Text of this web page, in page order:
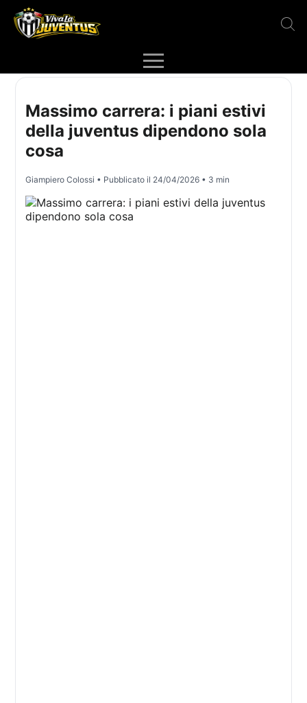
Massimo carrera: i piani estivi
della juventus dipendono sola
cosa
Giampiero Colossi • Pubblicato il 24/04/2026 • 3 min